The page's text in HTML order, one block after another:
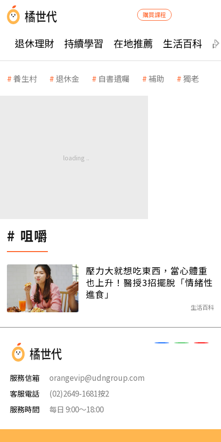
購買課程
退休理財 持續學習 在地推薦 生活百科
養生村 退休金 自書遺囑 補助 獨老
咀嚼
壓力大就想吃東西，當心體重
也上升！醫授3招擺脫「情緒性
進食」
生活百科
服務信箱
orangevip@udngroup.com
客服電話
(02)2649-1681按2
服務時間
每日 9:00～18:00